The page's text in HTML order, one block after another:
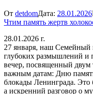
От detdomДата: 28.01.2026
Чтим память жертв
28.01.2026 г.
27 января, наш Семейный
глубоких размышлений и
вечер, посвященный двум
важным датам: Дню
блокады Ленинграда. Это
а искренний разговор о